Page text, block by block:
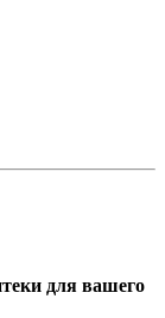
для вашего